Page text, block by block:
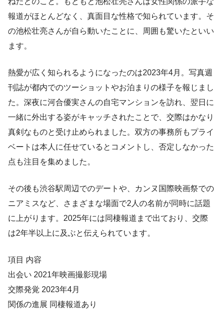
報道がほとんどなく、真面目な性格で知られています。そ
の池松壮亮さんが自ら動いたことに、周囲も驚いたといい
ます。
熱愛が広く知られるようになったのは2023年4月。写真週
刊誌が都内でのツーショットやお泊まりの様子を報じまし
た。深夜に河合優実さんの自宅マンションを訪れ、翌日に
一緒に外出する姿がキャッチされたことで、交際はかなり
真剣なものと受け止められました。双方の事務所もプライ
ベートは本人に任せているとコメントし、否定しなかった
点も注目を集めました。
その後も渋谷駅周辺でのデートや、カンヌ国際映画祭での
ニアミスなど、さまざまな場面で2人の名前が同時に話題
に上がります。2025年には同棲報道まで出ており、交際
は2年半以上に及ぶと伝えられています。
項目 内容
出会い 2021年映画撮影現場
交際発覚 2023年4月
関係の進展 同棲報道あり